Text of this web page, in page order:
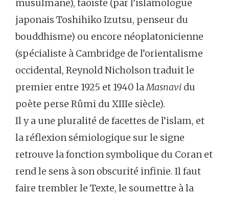
musulmane), taoïste (par l’islamologue
japonais Toshihiko Izutsu, penseur du
bouddhisme) ou encore néoplatonicienne
(spécialiste à Cambridge de l’orientalisme
occidental, Reynold Nicholson traduit le
premier entre 1925 et 1940 laMasnavi du
poète perse Rûmi du XIIIe siècle).
Il y a une pluralité de facettes de l’islam, et
la réflexion sémiologique sur le signe
retrouve la fonction symbolique du Coran et
rend le sens à son obscurité infinie. Il faut
faire trembler le Texte, le soumettre à la